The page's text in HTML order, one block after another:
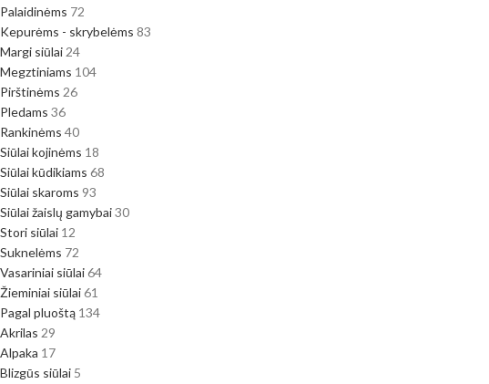
Palaidinėms 72
Kepurėms - skrybelėms 83
Margi siūlai 24
Megztiniams 104
Pirštinėms 26
Pledams 36
Rankinėms 40
Siūlai kojinėms 18
Siūlai kūdikiams 68
Siūlai skaroms 93
Siūlai žaislų gamybai30
Stori siūlai 12
Suknelėms 72
Vasariniai siūlai64
Žieminiai siūlai61
Pagal pluoštą 134
Akrilas 29
Alpaka 17
Blizgūs siūlai 5